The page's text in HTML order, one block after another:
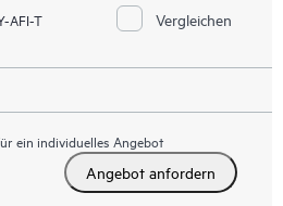
AFI-T Vergleichen
ein individuelles Angebot
Angebot anfordern